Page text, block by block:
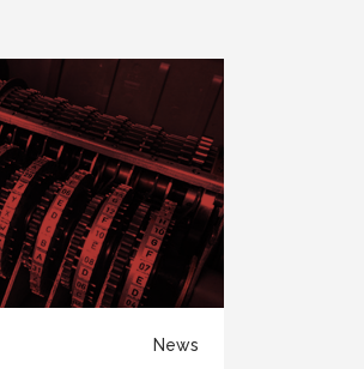
News